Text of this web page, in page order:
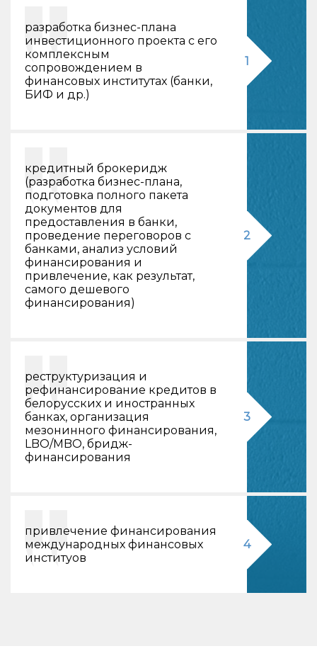
разработка бизнес-плана
инвестиционного проекта с его
комплексным
сопровождением в
финансовых институтах (банки,
БИФ и др.)
1
кредитный брокеридж
(разработка бизнес-плана,
подготовка полного пакета
документов для
предоставления в банки,
проведение переговоров с
банками, анализ условий
финансирования и
привлечение, как результат,
самого дешевого
финансирования)
2
реструктуризация и
рефинансирование кредитов в
белорусских и иностранных
банках, организация
мезонинного финансирования,
LBO/MBO, бридж-
финансирования
3
привлечение финансирования
международных финансовых
институов
4